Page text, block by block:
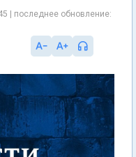
| последнее обновление: